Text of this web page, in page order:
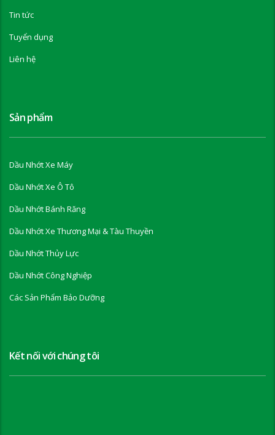
Tin tức
Tuyển dụng
Liên hệ
Sản phẩm
Dầu Nhớt Xe Máy
Dầu Nhớt Xe Ô Tô
Dầu Nhớt Bánh Răng
Dầu Nhớt Xe Thương Mại & Tàu Thuyền
Dầu Nhớt Thủy Lực
Dầu Nhớt Công Nghiệp
Các Sản Phẩm Bảo Dưỡng
Kết nối với chúng tôi